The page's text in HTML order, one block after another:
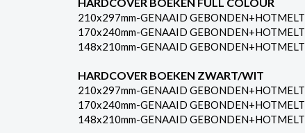
210x297mm-GENAAID GEBONDEN+HOTMELT
170x240mm-GENAAID GEBONDEN+HOTMELT
148x210mm-GENAAID GEBONDEN+HOTMELT
HARDCOVER BOEKEN ZWART/WIT
210x297mm-GENAAID GEBONDEN+HOTMELT
170x240mm-GENAAID GEBONDEN+HOTMELT
148x210mm-GENAAID GEBONDEN+HOTMELT